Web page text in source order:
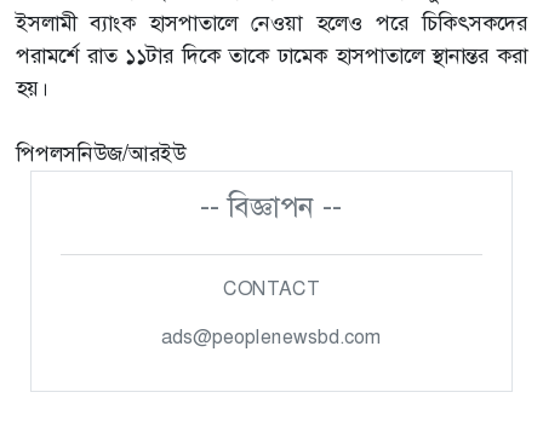
ইসলামী ব্যাংক হাসপাতালে নেওয়া হলেও পরে চিকিৎসকদের
পরামর্শে রাত ১১টার দিকে তাকে ঢামেক হাসপাতালে স্থানান্তর করা
হয়।
পিপলসনিউজ/আরইউ
-- বিজ্ঞাপন --
CONTACT
ads@peoplenewsbd.com